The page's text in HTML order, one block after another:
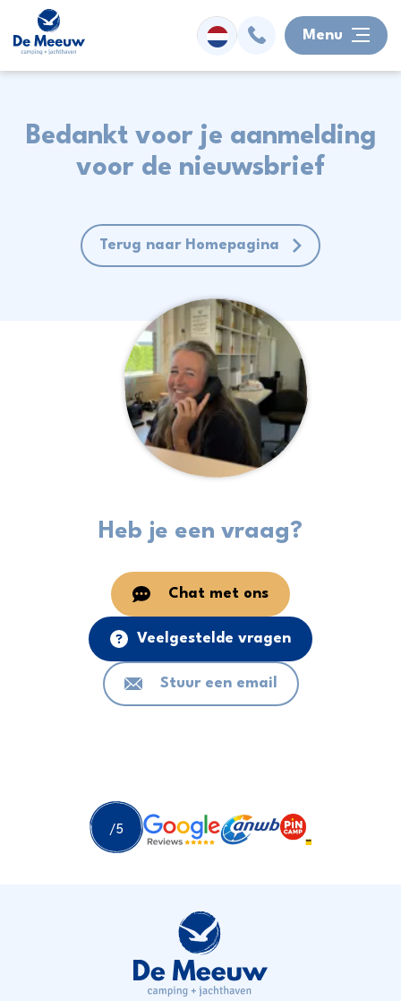
Menu
Overnachten
Faciliteiten
Watersport
Informatie
+31 (0) 181 412 777
Contact
Werken bij
Bedankt voor je aanmelding
voor de nieuwsbrief
Terug naar Homepagina
Heb je een vraag?
Chat met ons
Veelgestelde vragen
Stuur een email